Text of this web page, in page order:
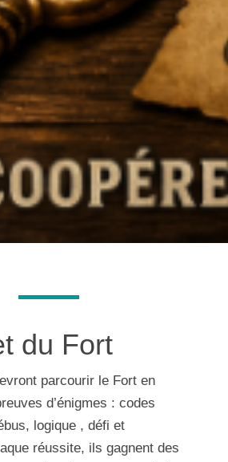
du Fort
parcourir le Fort en
d’énigmes : codes
logique , défi et
réussite, ils gagnent des